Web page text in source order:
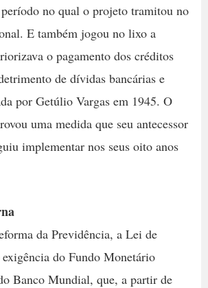
no qual o projeto tramitou no
E também jogou no lixo a
o pagamento dos créditos
de dívidas bancárias e
por Getúlio Vargas em 1945. O
uma medida que seu antecessor
implementar nos seus oito anos
da Previdência, a Lei de
do Fundo Monetário
Banco Mundial, que, a partir de